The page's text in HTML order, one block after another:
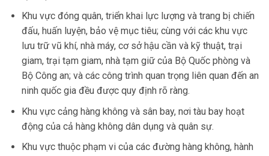
Khu vực đóng quân, triển khai lực lượng và trang bị chiến
đấu, huấn luyện, bảo vệ mục tiêu; cùng với các khu vực
lưu trữ vũ khí, nhà máy, cơ sở hậu cần và kỹ thuật, trại
giam, trại tạm giam, nhà tạm giữ của Bộ Quốc phòng và
Bộ Công an; và các công trình quan trọng liên quan đến an
ninh quốc gia đều được quy định rõ ràng.
Khu vực cảng hàng không và sân bay, nơi tàu bay hoạt
động của cả hàng không dân dụng và quân sự.
Khu vực thuộc phạm vi của các đường hàng không, hành